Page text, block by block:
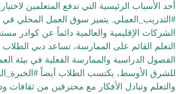
أحد الأسباب الرئيسية التي تدفع المتعلمين
#التدريب_العملي. يتميز سوق العمل المحلي في
الشركات الإقليمية والعالمية دائماً عن كوادر
التعلم القائم على الممارسة، تساعد دبي
الفصول الدراسية والممارسة الفعلية في بيئة
للشرق الأوسط، يكتسب الطلاب أيضاً
والتعلم وتبادل الأفكار مع محترفين من